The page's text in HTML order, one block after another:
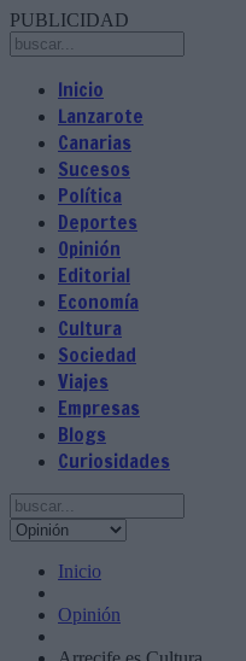
PUBLICIDAD
Inicio
Lanzarote
Canarias
Sucesos
Política
Deportes
Opinión
Editorial
Economía
Cultura
Sociedad
Viajes
Empresas
Blogs
Curiosidades
Inicio
Opinión